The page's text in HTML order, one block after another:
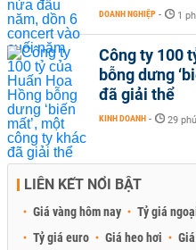
DOANH NGHIỆP - 1
Công ty 100
bỗng dưng
đã giải thể
KINH DOANH - 29
LIÊN KẾT NỔI BẬT
Giá vàng hôm nay Tỷ giá
Tỷ giá euro
Giá heo hơi